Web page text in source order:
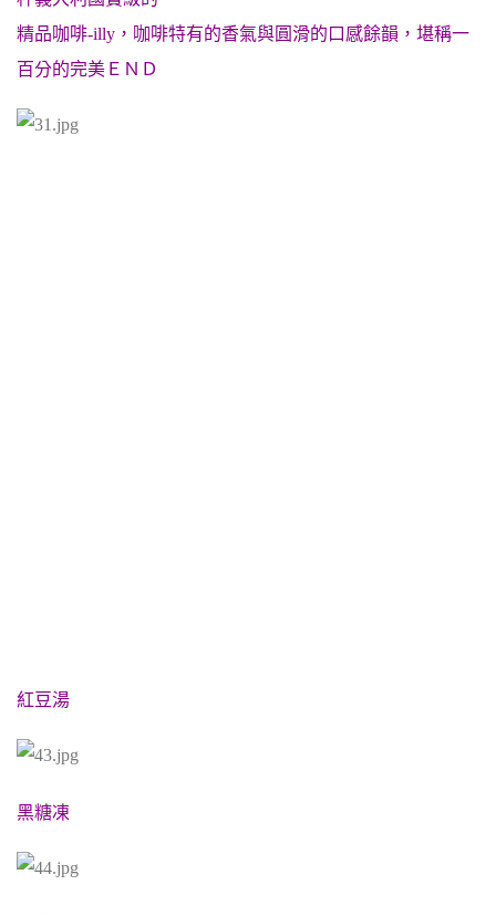
精品咖啡-illy，咖啡特有的香氣與圓滑的口感餘韻，堪稱一
百分的完美ＥＮＤ
紅豆湯
黑糖凍